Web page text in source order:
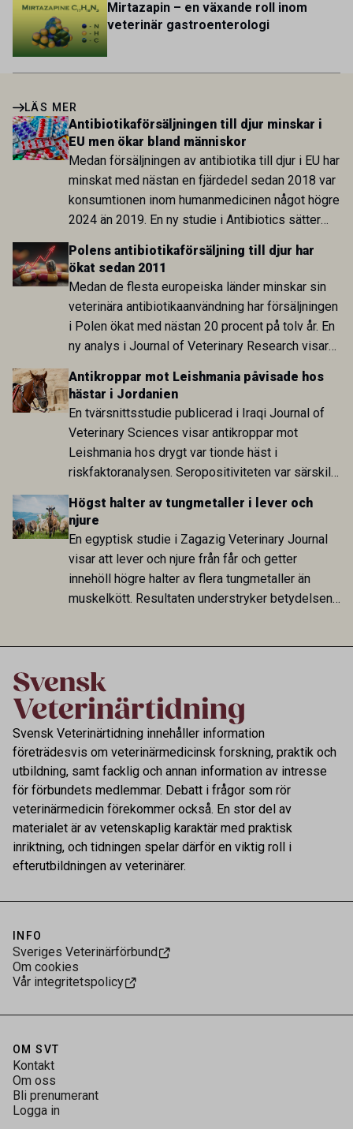
Mirtazapin – en växande roll inom
veterinär gastroenterologi
LÄS MER
Antibiotikaförsäljningen till djur minskar i
EU men ökar bland människor
Medan försäljningen av antibiotika till djur i EU har
minskat med nästan en fjärdedel sedan 2018 var
konsumtionen inom humanmedicinen något högre
2024 än 2019. En ny studie i Antibiotics sätter
utvecklingen inom de båda sektorerna sida vid
sida och pekar på en obalans i EU:s One Health-
arbete.
Polens antibiotikaförsäljning till djur har
ökat sedan 2011
Medan de flesta europeiska länder minskar sin
veterinära antibiotikaanvändning har försäljningen
i Polen ökat med nästan 20 procent på tolv år. En
ny analys i Journal of Veterinary Research visar
att skillnaden mot lågförbrukarländer som
Sverige är fortsatt stor.
Antikroppar mot Leishmania påvisade hos
hästar i Jordanien
En tvärsnittsstudie publicerad i Iraqi Journal of
Veterinary Sciences visar antikroppar mot
Leishmania hos drygt var tionde häst i
riskfaktoranalysen. Seropositiviteten var särskilt
hög i Zarqa och statistiskt kopplad till bland
annat stallhållning. Resultaten visar att hästarna
har exponerats för parasiten – men inte att de
fungerar som reservoarer eller bidrar till
smittspridning.
Högst halter av tungmetaller i lever och
njure
En egyptisk studie i Zagazig Veterinary Journal
visar att lever och njure från får och getter
innehöll högre halter av flera tungmetaller än
muskelkött. Resultaten understryker betydelsen
Svensk Veterinärtidning innehåller information
företrädesvis om veterinärmedicinsk forskning, praktik och
utbildning, samt facklig och annan information av intresse
för förbundets medlemmar. Debatt i frågor som rör
veterinärmedicin förekommer också. En stor del av
materialet är av vetenskaplig karaktär med praktisk
inriktning, och tidningen spelar därför en viktig roll i
efterutbildningen av veterinärer.
INFO
Sveriges Veterinärförbund
Om cookies
Vår integritetspolicy
OM SVT
Kontakt
Om oss
Bli prenumerant
Logga in